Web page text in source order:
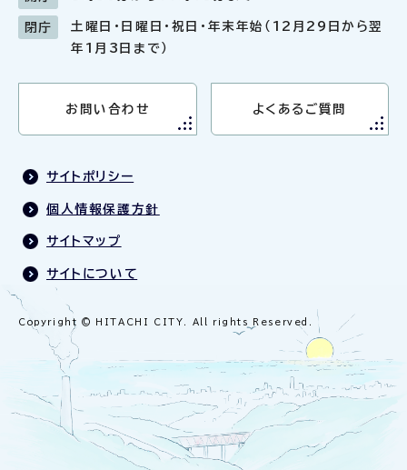
閉庁
土曜日・日曜日・祝日・年末年始（12月29日から翌
年1月3日まで）
お問い合わせ よくあるご質問
サイトポリシー
個人情報保護方針
サイトマップ
サイトについて
Copyright © HITACHI CITY. All rights Reserved.